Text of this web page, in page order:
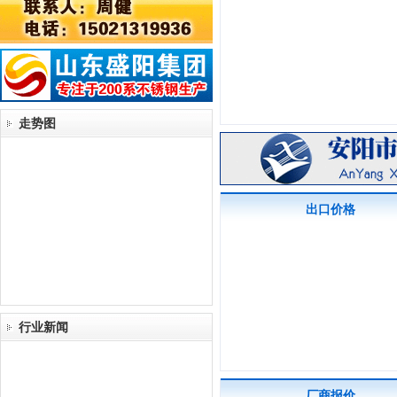
走势图
行业新闻
出口价格